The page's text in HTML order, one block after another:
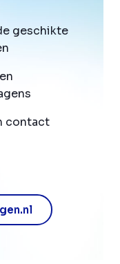
geschikte
contact